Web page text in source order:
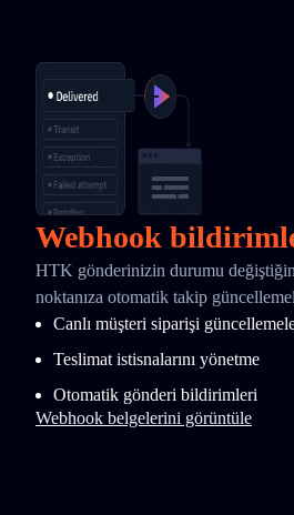
Webhook
HTK gönderinizin durumu
noktanıza otomatik takip
Canlı müşteri siparişi
Teslimat istisnalarını yönetme
Otomatik gönderi bildirimleri
Webhook belgelerini görüntüle